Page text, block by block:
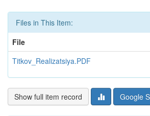
Files in This Item:
File
Titkov_Realizatsiya.PDF
Show full item record Google